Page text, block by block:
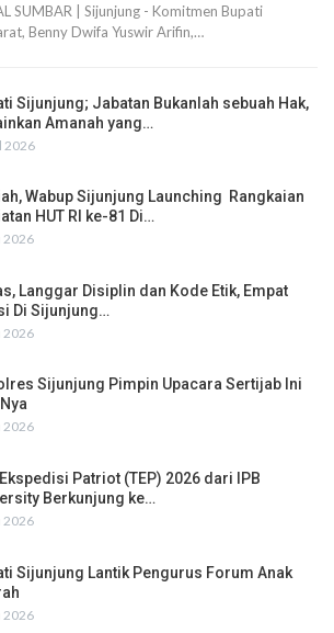
SUMBAR | Sijunjung - Komitmen Bupati
Benny Dwifa Yuswir Arifin,…
Sijunjung; Jabatan Bukanlah sebuah Hak,
Amanah yang…
2026
Wabup Sijunjung Launching Rangkaian
HUT RI ke-81 Di…
2026
Langgar Disiplin dan Kode Etik, Empat
Di Sijunjung…
2026
Sijunjung Pimpin Upacara Sertijab Ini
2026
Patriot (TEP) 2026 dari IPB
Berkunjung ke…
2026
Sijunjung Lantik Pengurus Forum Anak
2026